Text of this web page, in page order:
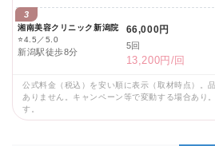
3
湘南美容クリニック新潟院
⭐4.5／5.0
新潟駅徒歩8分
66,000円
5回
13,200円/回
公式料金（税込）を安い順に表示（取材時点）。
ありません。キャンペーン等で変動する場合あり
す。